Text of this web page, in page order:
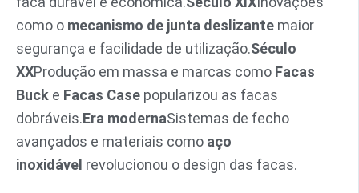
como o mecanismo de junta deslizante maior
segurança e facilidade de utilização.Século
XXProdução em massa e marcas como Facas
Buck e Facas Case popularizou as facas
dobráveis.Era modernaSistemas de fecho
avançados e materiais como aço
inoxidável revolucionou o design das facas.